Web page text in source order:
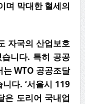
며 막대한 혈세의
자국의 산업보호
니다. 특히 공공
는 WTO 공공조달
다. ‘서울시 119
은 도리어 국내업